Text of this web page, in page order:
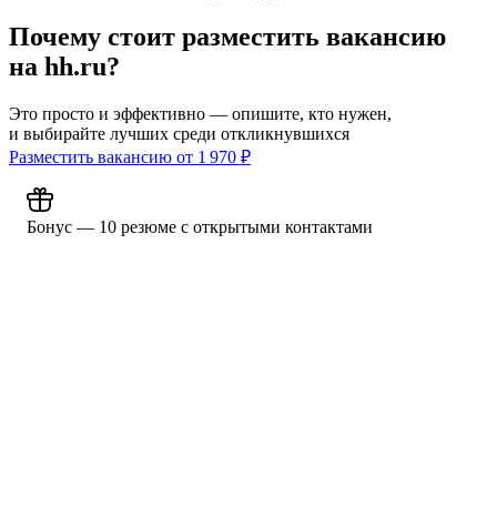
Почему стоит разместить вакансию
на hh.ru?
Это просто и эффективно — опишите, кто нужен,
и выбирайте лучших среди откликнувшихся
Разместить вакансию от 1 970 ₽
Бонус — 10 резюме с открытыми контактами